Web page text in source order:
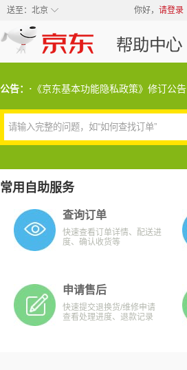
◇
送至： 北京 你好， 请登录
公告： · 《京东基本功能隐私政策》修订公告
请输入完整的问题，如“如何查找订单”
常用自助服务
查询订单
快速查看订单详情、配送进
度、确认收货等
申请售后
快速提交退换货/维修申请
查看处理进度、退款记录